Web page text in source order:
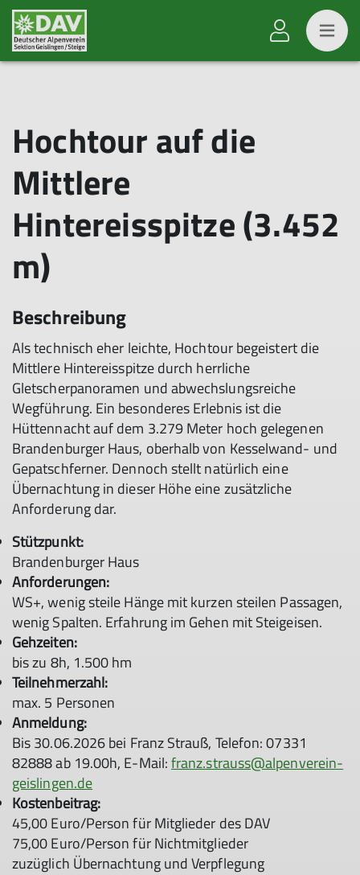
Hochtour auf die
Mittlere
Hintereisspitze (3.452
m)
Beschreibung
Als technisch eher leichte, Hochtour begeistert die
Mittlere Hintereisspitze durch herrliche
Gletscherpanoramen und abwechslungsreiche
Wegführung. Ein besonderes Erlebnis ist die
Hüttennacht auf dem 3.279 Meter hoch gelegenen
Brandenburger Haus, oberhalb von Kesselwand- und
Gepatschferner. Dennoch stellt natürlich eine
Übernachtung in dieser Höhe eine zusätzliche
Anforderung dar.
Stützpunkt:
Brandenburger Haus
Anforderungen:
WS+, wenig steile Hänge mit kurzen steilen Passagen,
wenig Spalten. Erfahrung im Gehen mit Steigeisen.
Gehzeiten:
bis zu 8h, 1.500 hm
Teilnehmerzahl:
max. 5 Personen
Anmeldung:
Bis 30.06.2026 bei Franz Strauß, Telefon: 07331
82888 ab 19.00h, E-Mail:franz.strauss@alpenverein-
geislingen.de
Kostenbeitrag:
45,00 Euro/Person für Mitglieder des DAV
75,00 Euro/Person für Nichtmitglieder
zuzüglich Übernachtung und Verpflegung